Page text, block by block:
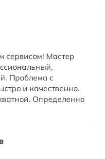
сервисом! Мастер
Проблема с
и качественно.
Определенно